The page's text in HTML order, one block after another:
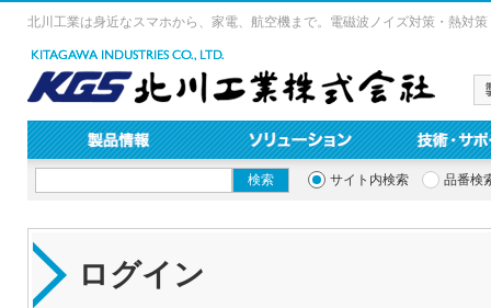
北川工業は身近なスマホから、家電、航空機まで。電磁波ノイズ対策・熱対
サイト内検索 品番検
ログイン